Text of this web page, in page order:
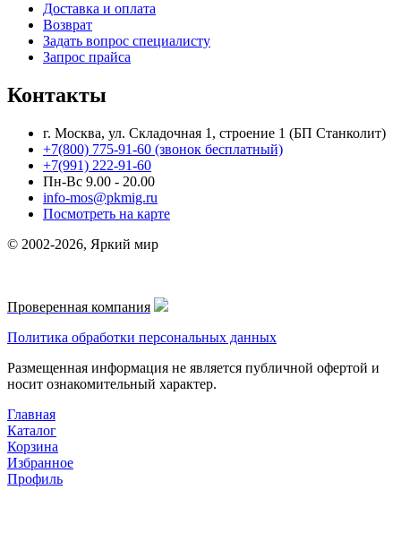
Доставка и оплата
Возврат
Задать вопрос специалисту
Запрос прайса
Контакты
г. Москва, ул. Складочная 1, строение 1 (БП Станколит)
+7(800) 775-91-60 (звонок бесплатный)
+7(991) 222-91-60
Пн-Вс 9.00 - 20.00
info-mos@pkmig.ru
Посмотреть на карте
© 2002-2026, Яркий мир
Проверенная компания
Политика обработки персональных данных
Размещенная информация не является публичной офертой и
носит ознакомительный характер.
Главная
Каталог
Корзина
Избранное
Профиль